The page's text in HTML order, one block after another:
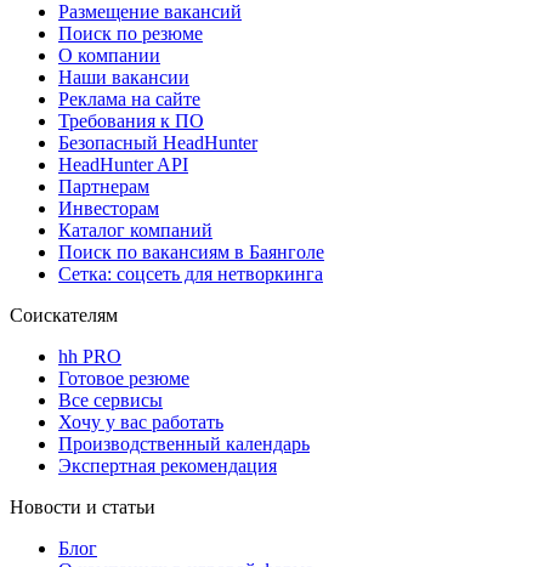
Размещение вакансий
Поиск по резюме
О компании
Наши вакансии
Реклама на сайте
Требования к ПО
Безопасный HeadHunter
HeadHunter API
Партнерам
Инвесторам
Каталог компаний
Поиск по вакансиям в Баянголе
Сетка: соцсеть для нетворкинга
Соискателям
hh PRO
Готовое резюме
Все сервисы
Хочу у вас работать
Производственный календарь
Экспертная рекомендация
Новости и статьи
Блог